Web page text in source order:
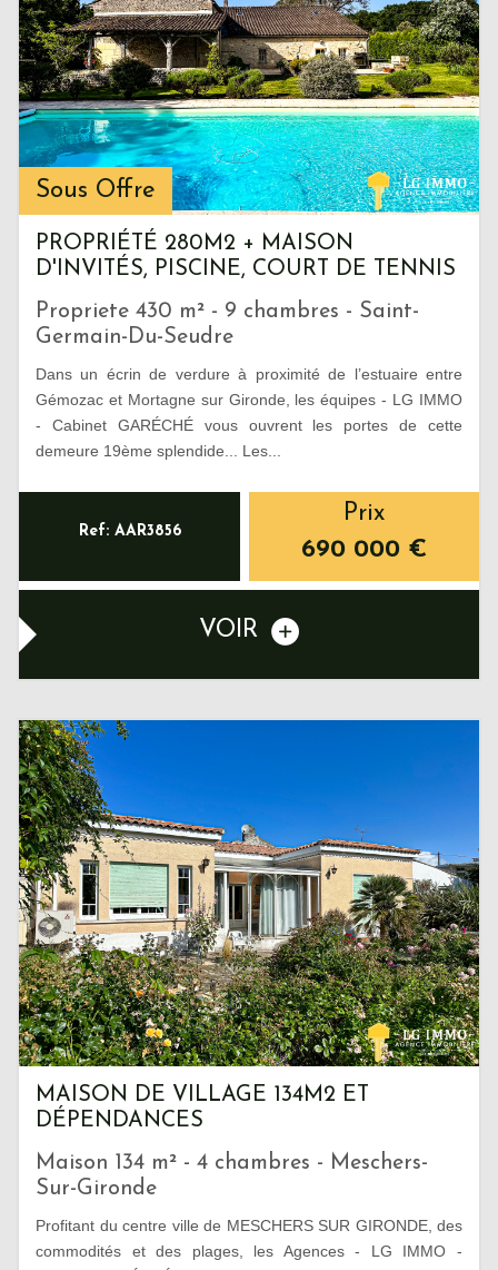
Sous Offre
PROPRIÉTÉ 280M2 + MAISON
D'INVITÉS, PISCINE, COURT DE TENNIS
Propriete 430 m² - 9 chambres - Saint-
Germain-Du-Seudre
Dans un écrin de verdure à proximité de l’estuaire entre
Gémozac et Mortagne sur Gironde, les équipes - LG IMMO
- Cabinet GARÉCHÉ vous ouvrent les portes de cette
demeure 19ème splendide... Les...
Ref: AAR3856
Prix
690 000 €
VOIR
MAISON DE VILLAGE 134M2 ET
DÉPENDANCES
Maison 134 m² - 4 chambres - Meschers-
Sur-Gironde
Profitant du centre ville de MESCHERS SUR GIRONDE, des
commodités et des plages, les Agences - LG IMMO -